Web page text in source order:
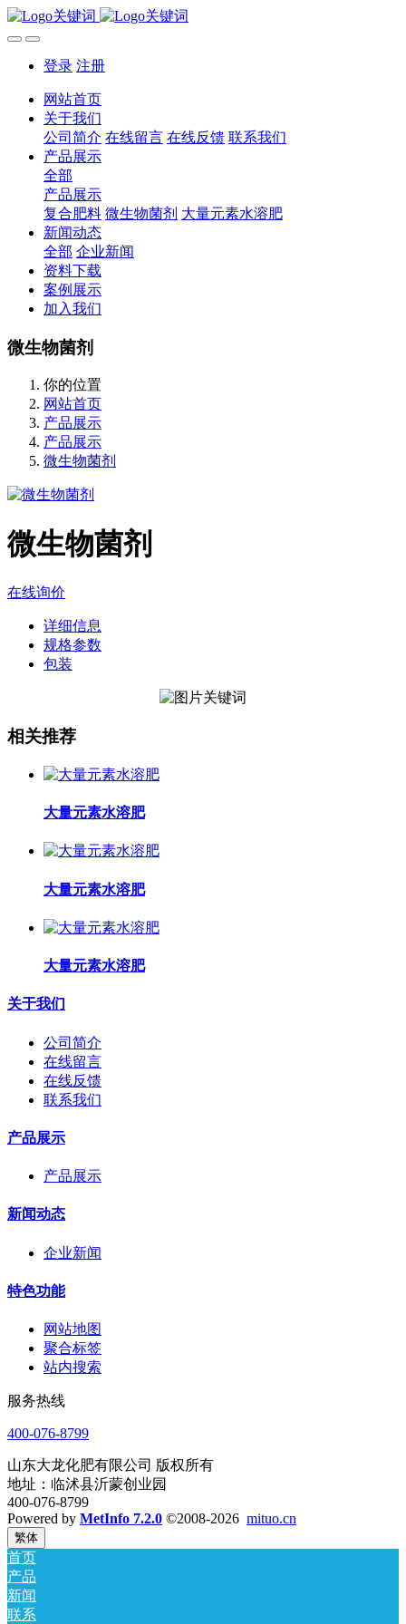
登录 注册
网站首页
关于我们
公司简介 在线留言 在线反馈 联系我们
产品展示
全部
产品展示
复合肥料 微生物菌剂 大量元素水溶肥
新闻动态
全部 企业新闻
资料下载
案例展示
加入我们
微生物菌剂
你的位置
网站首页
产品展示
产品展示
微生物菌剂
微生物菌剂
在线询价
详细信息
规格参数
包装
相关推荐
大量元素水溶肥
大量元素水溶肥
大量元素水溶肥
关于我们
公司简介
在线留言
在线反馈
联系我们
产品展示
产品展示
新闻动态
企业新闻
特色功能
网站地图
聚合标签
站内搜索
服务热线
400-076-8799
山东大龙化肥有限公司 版权所有
地址：临沭县沂蒙创业园
400-076-8799
Powered by MetInfo 7.2.0 ©2008-2026 mituo.cn
繁体
首页
产品
新闻
联系